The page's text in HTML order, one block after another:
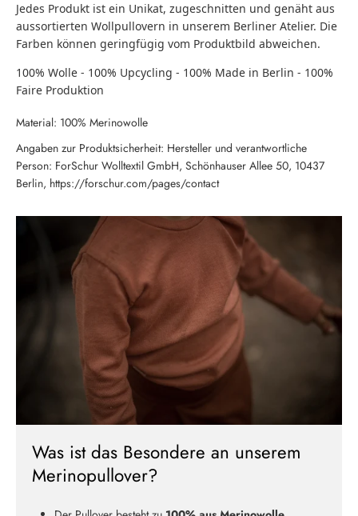
Jedes Produkt ist ein Unikat, zugeschnitten und genäht aus
aussortierten Wollpullovern in unserem Berliner Atelier. Die
Farben können geringfügig vom Produktbild abweichen.
100% Wolle - 100% Upcycling - 100% Made in Berlin - 100%
Faire Produktion
Material: 100% Merinowolle
Angaben zur Produktsicherheit: Hersteller und verantwortliche
Person: ForSchur Wolltextil GmbH, Schönhauser Allee 50, 10437
Berlin, https://forschur.com/pages/contact
Was ist das Besondere an unserem
Merinopullover?